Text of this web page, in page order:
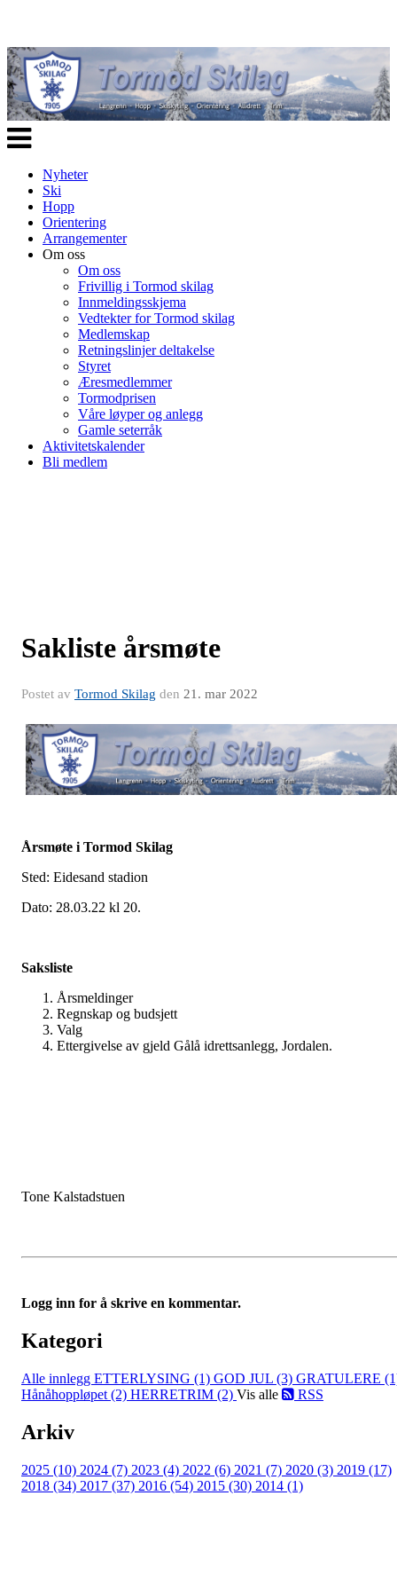
Veksle
navigasjon
Nyheter
Ski
Hopp
Orientering
Arrangementer
Om oss
Om oss
Frivillig i Tormod skilag
Innmeldingsskjema
Vedtekter for Tormod skilag
Medlemskap
Retningslinjer deltakelse
Styret
Æresmedlemmer
Tormodprisen
Våre løyper og anlegg
Gamle seterråk
Aktivitetskalender
Bli medlem
Sakliste årsmøte
Postet av Tormod Skilag den 21. mar 2022
Årsmøte i Tormod Skilag
Sted: Eidesand stadion
Dato: 28.03.22 kl 20.
Saksliste
Årsmeldinger
Regnskap og budsjett
Valg
Ettergivelse av gjeld Gålå idrettsanlegg, Jordalen.
Tone Kalstadstuen
Logg inn for å skrive en kommentar.
Kategori
Alle innlegg ETTERLYSING (1) GOD JUL (3) GRATULERE
Hånåhoppløpet (2) HERRETRIM (2) Vis alle RSS
Arkiv
2025 (10) 2024 (7) 2023 (4) 2022 (6) 2021 (7) 2020 (3) 2019 (17)
2018 (34) 2017 (37) 2016 (54) 2015 (30) 2014 (1)